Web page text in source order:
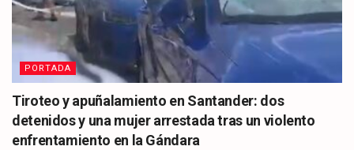
PORTADA
Tiroteo y apuñalamiento en Santander: dos
detenidos y una mujer arrestada tras un violento
enfrentamiento en la Gándara